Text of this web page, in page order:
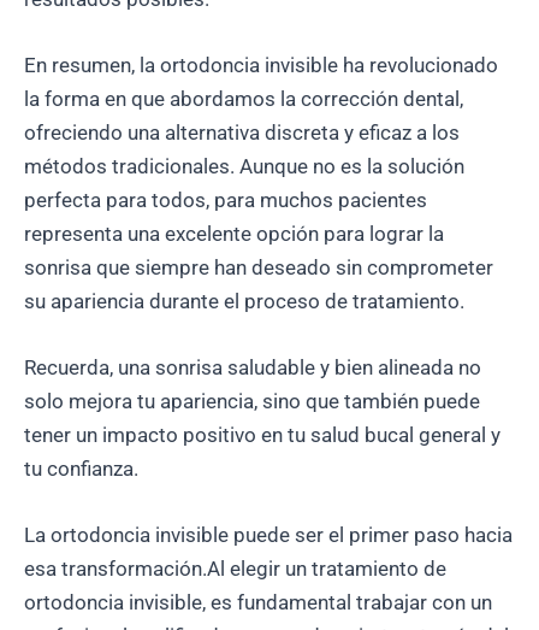
En resumen, la ortodoncia invisible ha revolucionado
la forma en que abordamos la corrección dental,
ofreciendo una alternativa discreta y eficaz a los
métodos tradicionales. Aunque no es la solución
perfecta para todos, para muchos pacientes
representa una excelente opción para lograr la
sonrisa que siempre han deseado sin comprometer
su apariencia durante el proceso de tratamiento.
Recuerda, una sonrisa saludable y bien alineada no
solo mejora tu apariencia, sino que también puede
tener un impacto positivo en tu salud bucal general y
tu confianza.
La ortodoncia invisible puede ser el primer paso hacia
esa transformación.Al elegir un tratamiento de
ortodoncia invisible, es fundamental trabajar con un